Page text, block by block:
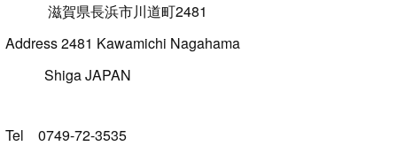
滋賀県長浜市川道町2481
Address 2481 Kawamichi Nagahama
Shiga JAPAN
Tel 0749-72-3535